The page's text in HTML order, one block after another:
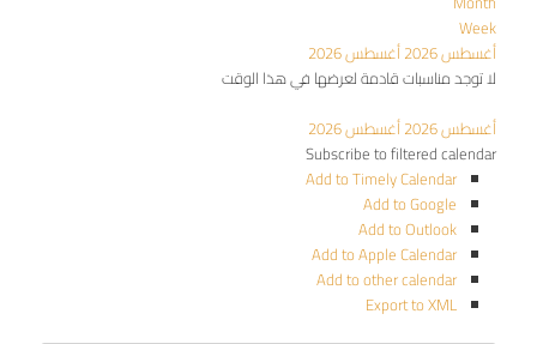
Week
أغسطس 2026
أغسطس 2026
لا توجد مناسبات قادمة لعرضها في هذا الوقت
أغسطس 2026
أغسطس 2026
Subscribe to filtered calendar
Add to Timely Calendar
Add to Google
Add to Outlook
Add to Apple Calendar
Add to other calendar
Export to XML